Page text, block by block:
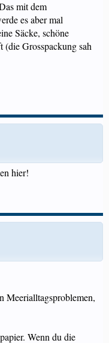
mit dem
es aber mal
Säcke, schöne
Grosspackung sah
hier!
Meerialltagsproblemen,
Wenn du die